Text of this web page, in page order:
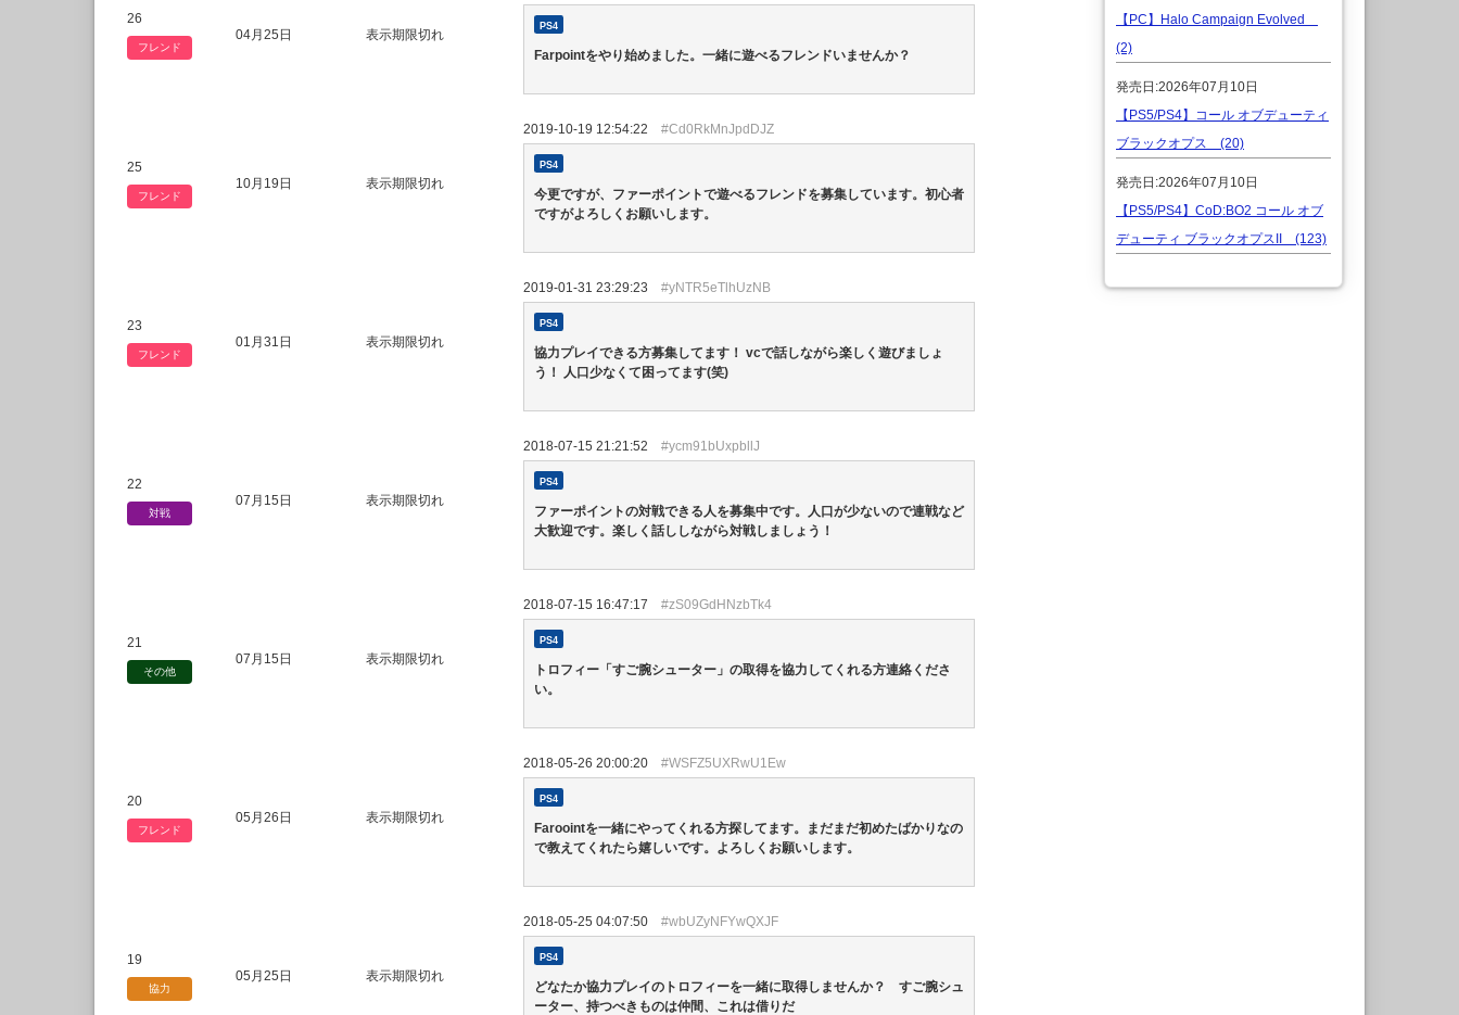
26
フレンド
04月25日 表示期限切れ
PS4
Farpointをやり始めました。一緒に遊べるフレンドいませんか？
25
フレンド
10月19日 表示期限切れ
2019-10-19 12:54:22 #Cd0RkMnJpdDJZ
PS4
今更ですが、ファーポイントで遊べるフレンドを募集しています。初心者
ですがよろしくお願いします。
23
フレンド
01月31日 表示期限切れ
2019-01-31 23:29:23 #yNTR5eTlhUzNB
PS4
協力プレイできる方募集してます！ vcで話しながら楽しく遊びましょ
う！ 人口少なくて困ってます(笑)
22
対戦
07月15日 表示期限切れ
2018-07-15 21:21:52 #ycm91bUxpbllJ
PS4
ファーポイントの対戦できる人を募集中です。人口が少ないので連戦など
大歓迎です。楽しく話ししながら対戦しましょう！
21
その他
07月15日 表示期限切れ
2018-07-15 16:47:17 #zS09GdHNzbTk4
PS4
トロフィー「すご腕シューター」の取得を協力してくれる方連絡くださ
い。
20
フレンド
05月26日 表示期限切れ
2018-05-26 20:00:20 #WSFZ5UXRwU1Ew
PS4
Faroointを一緒にやってくれる方探してます。まだまだ初めたばかりなの
で教えてくれたら嬉しいです。よろしくお願いします。
19
協力
05月25日 表示期限切れ
2018-05-25 04:07:50 #wbUZyNFYwQXJF
PS4
どなたか協力プレイのトロフィーを一緒に取得しませんか？ すご腕シュ
ーター、持つべきものは仲間、これは借りだ
【PC】Halo Campaign Evolved
(2)
発売日:2026年07月10日
【PS5/PS4】コール オブデューティ
ブラックオプス (20)
発売日:2026年07月10日
【PS5/PS4】CoD:BO2 コール オブ
デューティ ブラックオプスII (123)